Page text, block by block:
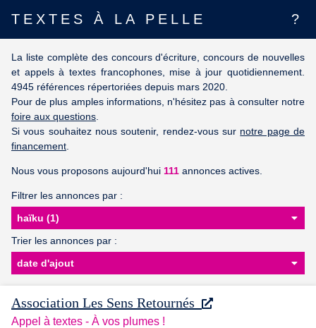
TEXTES À LA PELLE ?
La liste complète des concours d'écriture, concours de nouvelles
et appels à textes francophones, mise à jour quotidiennement.
4945 références répertoriées depuis mars 2020.
Pour de plus amples informations, n'hésitez pas à consulter notre
foire aux questions
Si vous souhaitez nous soutenir, rendez-vous sur notre page de
financement
Nous vous proposons aujourd'hui 111 annonces actives.
Filtrer les annonces par :
Trier les annonces par :
Association Les Sens Retournés
Appel à textes - À vos plumes !